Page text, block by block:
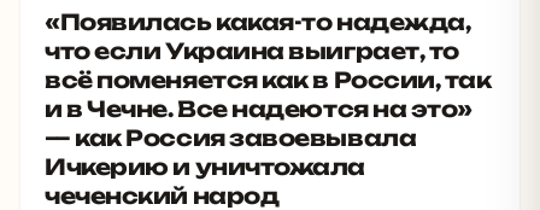
«Появилась какая-то надежда,
что если Украина выиграет, то
всё поменяется как в России, так
и в Чечне. Все надеются на это»
— как Россия завоевывала
Ичкерию и уничтожала
чеченский народ